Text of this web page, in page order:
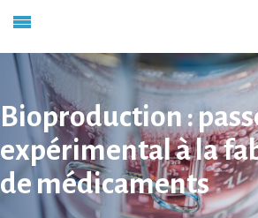
Bioproduction :
expérimental à la
de médicaments